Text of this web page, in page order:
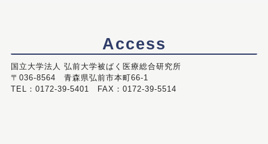
Access
国立大学法人 弘前大学被ばく医療総合研究所
〒036-8564 青森県弘前市本町66-1
TEL：0172-39-5401 FAX：0172-39-5514